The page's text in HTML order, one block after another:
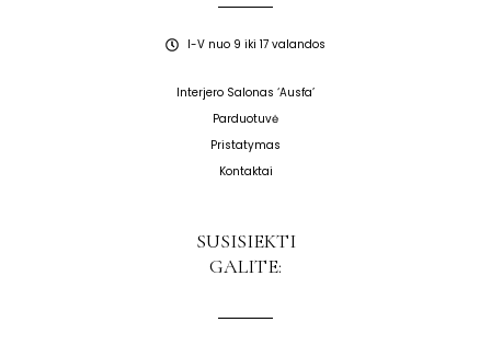
I-V nuo 9 iki 17 valandos
Interjero Salonas ‘Ausfa’
Parduotuvė
Pristatymas
Kontaktai
SUSISIEKTI
GALITE: